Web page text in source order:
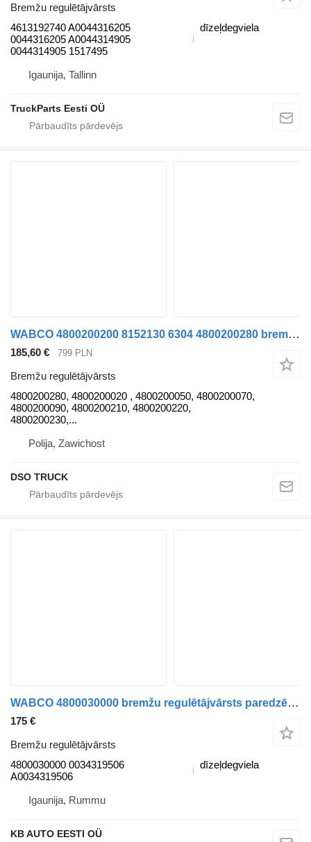
Bremžu regulētājvārsts
4613192740 A0044316205
0044316205 A0044314905
0044314905 1517495
dīzeļdegviela
Igaunija, Tallinn
TruckParts Eesti OÜ
WABCO 4800200200 8152130 6304 4800200280 bremžu regulētājvārsts paredzēts MAN TGX/ TGL/ TGM vilcēja
185,60 € 799 PLN
Bremžu regulētājvārsts
4800200280, 4800200020 , 4800200050, 4800200070,
4800200090, 4800200210, 4800200220,
4800200230,...
Polija, Zawichost
DSO TRUCK
WABCO 4800030000 bremžu regulētājvārsts paredzēts Mercedes-Benz Actros, Axor MP1, MP2, MP3 (1996-2014) vilcēja
175 €
Bremžu regulētājvārsts
4800030000 0034319506
A0034319506
dīzeļdegviela
Igaunija, Rummu
KB AUTO EESTI OÜ